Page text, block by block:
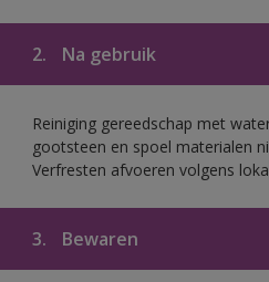
2. Na gebruik
Reiniging gereedschap met
gootsteen en spoel materialen
Verfresten afvoeren volgens
3. Bewaren